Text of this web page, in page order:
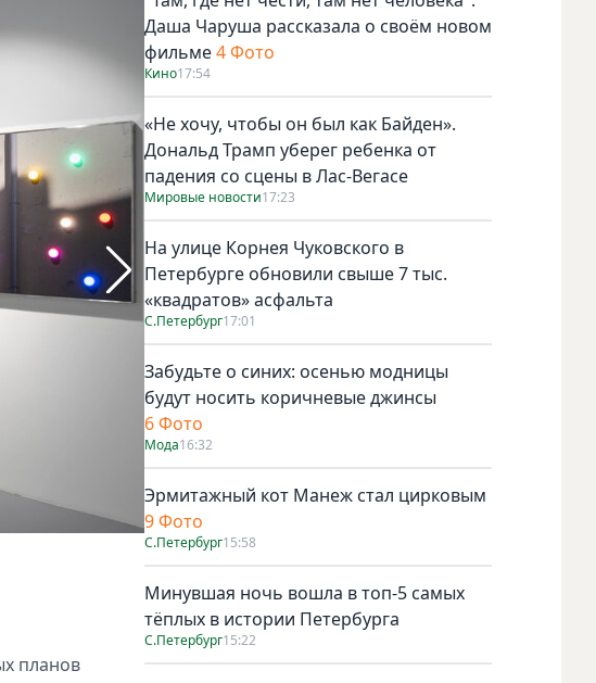
Фото предоставлены пресс-службе Яндекс Недвижимости.
планов
Даша Чаруша рассказала о своём новом
фильме4 Фото
Кино17:54
«Не хочу, чтобы он был как Байден».
Дональд Трамп уберег ребенка от
падения со сцены в Лас-Вегасе
Мировые новости17:23
На улице Корнея Чуковского в
Петербурге обновили свыше 7 тыс.
«квадратов» асфальта
С.Петербург17:01
Забудьте о синих: осенью модницы
будут носить коричневые джинсы
6 Фото
Мода16:32
Эрмитажный кот Манеж стал цирковым
9 Фото
С.Петербург15:58
Минувшая ночь вошла в топ-5 самых
тёплых в истории Петербурга
С.Петербург15:22